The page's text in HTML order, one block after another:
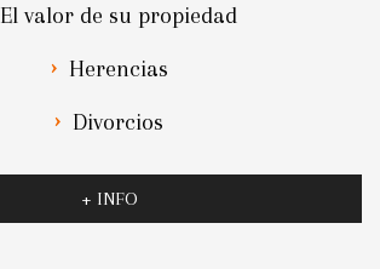
El valor de su propiedad
Herencias
Divorcios
+ INFO